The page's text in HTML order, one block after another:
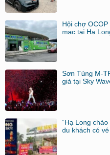
Hội chợ
mạc tại Hạ
Sơn Tùng M-
giả tại Sky
“Hạ Long
du khách có